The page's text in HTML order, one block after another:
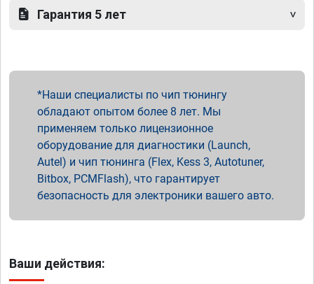
Гарантия 5 лет
Наши специалисты по чип тюнингу
обладают опытом более 8 лет. Мы
применяем только лицензионное
оборудование для диагностики (Launch,
Autel) и чип тюнинга (Flex, Kess 3, Autotuner,
Bitbox, PCMFlash), что гарантирует
безопасность для электроники вашего авто.
Ваши действия: